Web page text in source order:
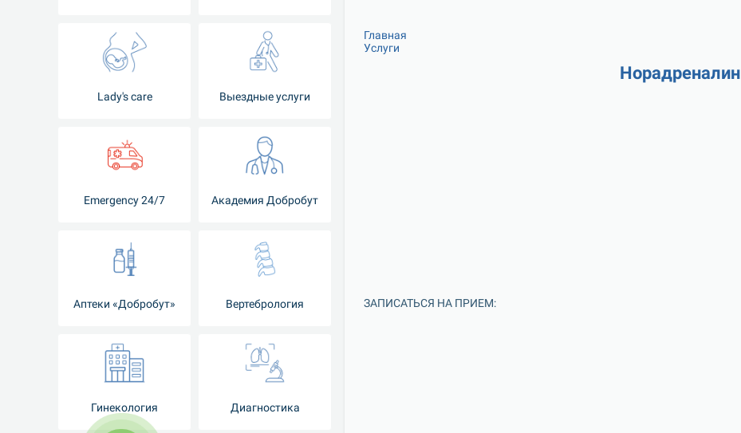
Lady's care Выездные услуги
Emergency 24/7 Академия Добробут
Аптеки «Добробут» Вертебрология
Гинекология Диагностика
Главная
Услуги
Норадреналин
ЗАПИСАТЬСЯ НА ПРИЕМ: